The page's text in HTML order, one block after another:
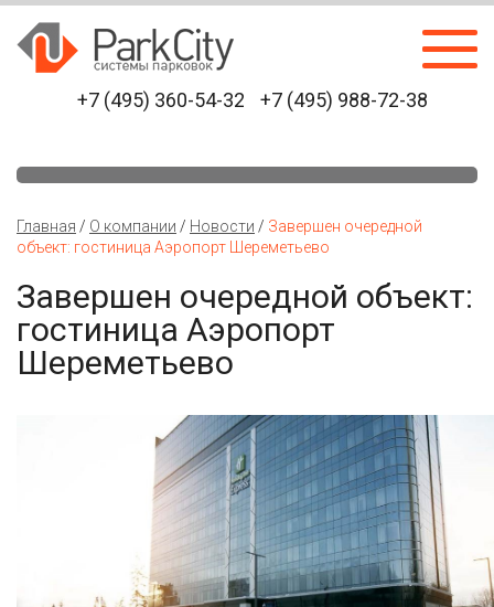
+7 (495) 360-54-32 +7 (495) 988-72-38
Главная / О компании / Новости / Завершен очередной
объект: гостиница Аэропорт Шереметьево
Завершен очередной объект:
гостиница Аэропорт
Шереметьево